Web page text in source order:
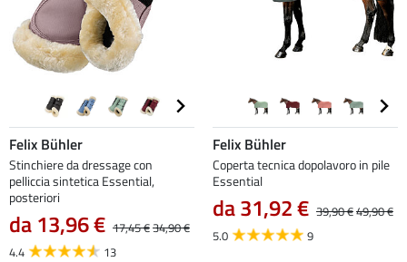
Felix Bühler
Stinchiere da dressage con
pelliccia sintetica Essential,
posteriori
da 13,96 € 17,45 €34,90 €
4.4
13
Felix Bühler
Coperta tecnica dopolavoro in pile
Essential
da 31,92 € 39,90 €49,90 €
5.0
9